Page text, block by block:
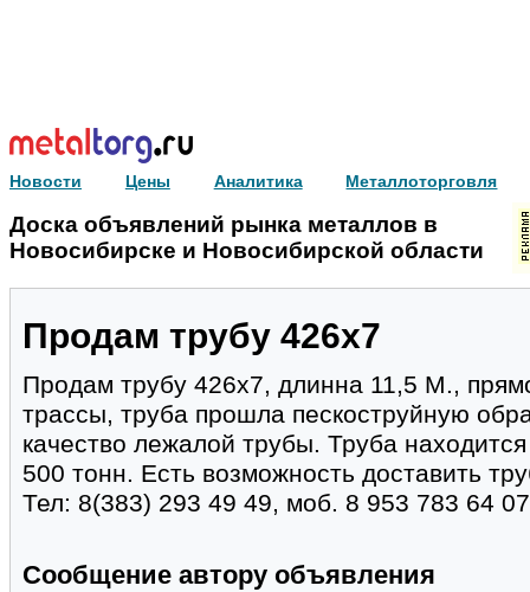
Новости Цены Аналитика Металлоторговля
Доска объявлений рынка металлов в
Новосибирске и Новосибирской области
Продам трубу 426х7
Продам трубу 426х7, длинна 11,5 М.,
трассы, труба прошла пескоструйную
качество лежалой трубы. Труба
500 тонн. Есть возможность доставить
Тел: 8(383) 293 49 49, моб. 8 953 783 64 07
Сообщение автору объявления